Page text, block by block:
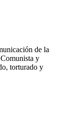
de la
y
torturado y